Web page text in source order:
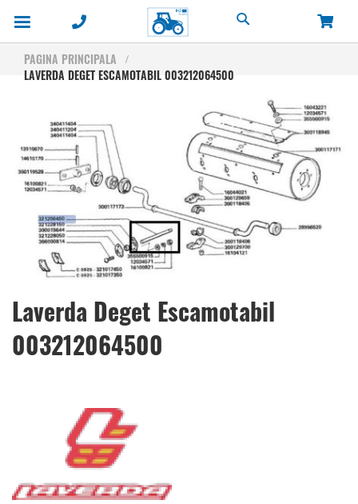
Cautare
PAGINA PRINCIPALA
LAVERDA DEGET ESCAMOTABIL 003212064500
end
the
images
Skip
to
the
beginning
Laverda Deget Escamotabil
003212064500